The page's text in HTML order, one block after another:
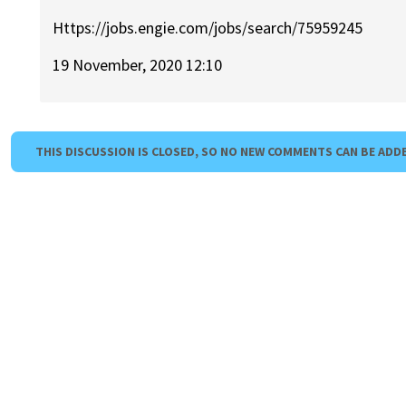
Https://jobs.engie.com/jobs/search/75959245
19 November, 2020 12:10
THIS DISCUSSION IS CLOSED, SO NO NEW COMMENTS CAN BE